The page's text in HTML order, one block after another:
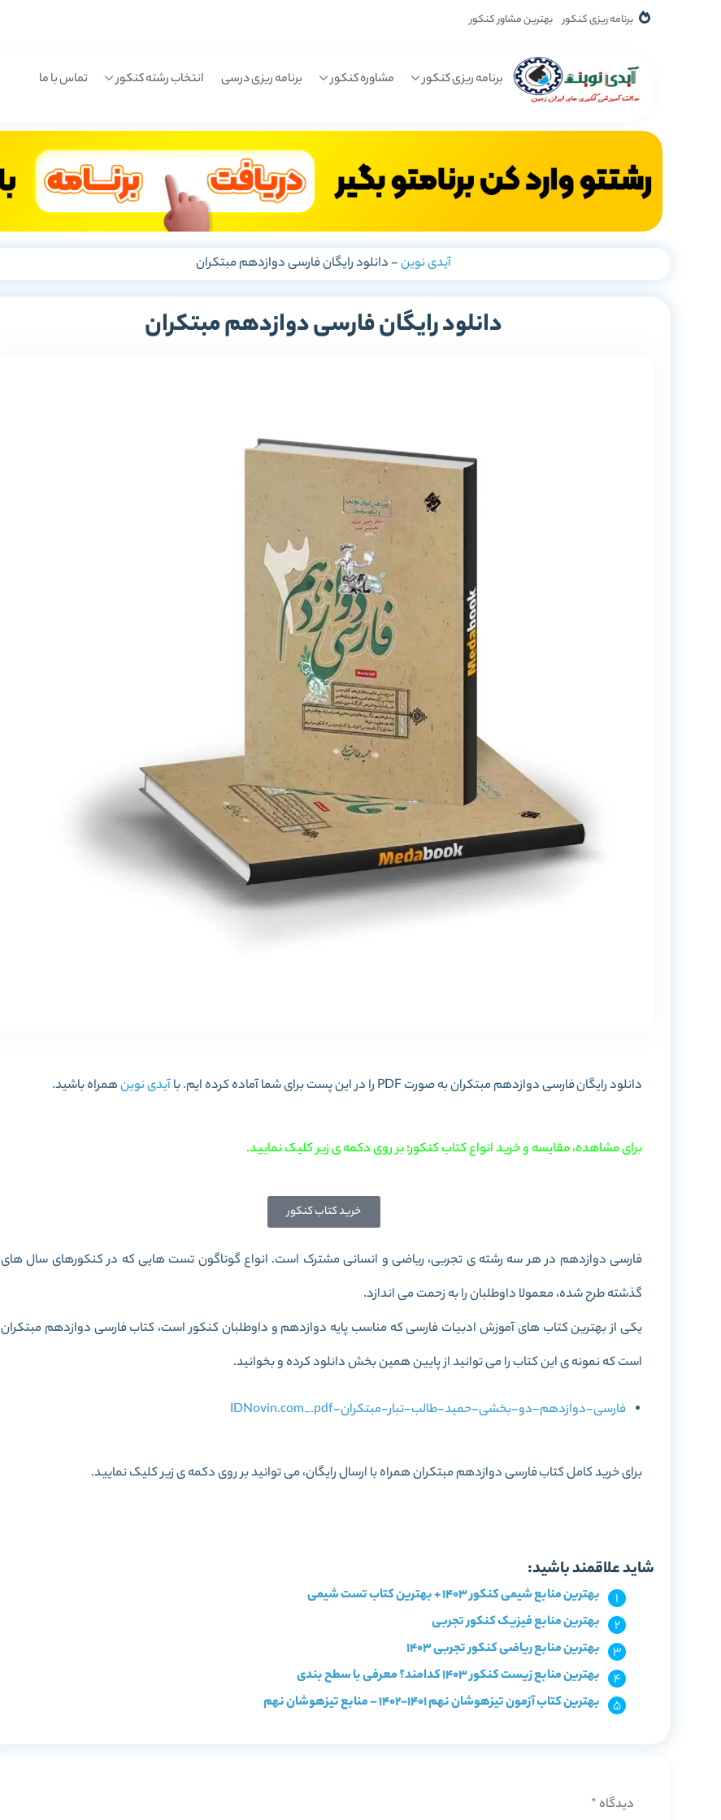
برنامه ریزی کنکور بهترین مشاور کنکور
برنامه ریزی کنکور مشاوره کنکور برنامه ریزی درسی انتخاب رشته کنکور تماس با ما
آیدی نوین-دانلود رایگان فارسی دوازدهم مبتکران
دانلود رایگان فارسی دوازدهم مبتکران
دانلود رایگانفارسی دوازدهم مبتکرانبه صورت PDF را در این پست برای شما آماده کرده ایم. با آیدی نوینهمراه باشید.
برای مشاهده، مقایسه و خرید انواع کتاب کنکور؛ بر روی دکمه ی زیر کلیک نمایید.
خرید کتاب کنکور
فارسی دوازدهم در هر سه رشته ی تجربی، ریاضی و انسانی مشترک است. انواع گوناگون تست هایی که در کنکورهای سال های
گذشته طرح شده، معمولا داوطلبان را به زحمت می اندازد.
یکی از بهترین کتاب های آموزش ادبیات فارسی که مناسب پایه دوازدهم و داوطلبان کنکور است، کتابفارسی دوازدهم مبتکران
است که نمونه ی این کتاب را می توانید از پایین همین بخش دانلود کرده و بخوانید.
فارسی-دوازدهم-دو-بخشی-حمید-طالب-تبار-مبتکران-IDNovin.com_.pdf
برای خرید کامل کتابفارسی دوازدهم مبتکرانهمراه با ارسال رایگان، می توانید بر روی دکمه ی زیر کلیک نمایید.
شاید علاقمند باشید:
بهترین منابع شیمی کنکور 1403 + بهترین کتاب تست شیمی
بهترین منابع فیزیک کنکور تجربی
بهترین منابع ریاضی کنکور تجربی 1403
بهترین منابع زیست کنکور 1403 کدامند؟ معرفی با سطح بندی
بهترین کتاب آزمون تیزهوشان نهم 1401-1402 – منابع تیزهوشان نهم
دیدگاه *